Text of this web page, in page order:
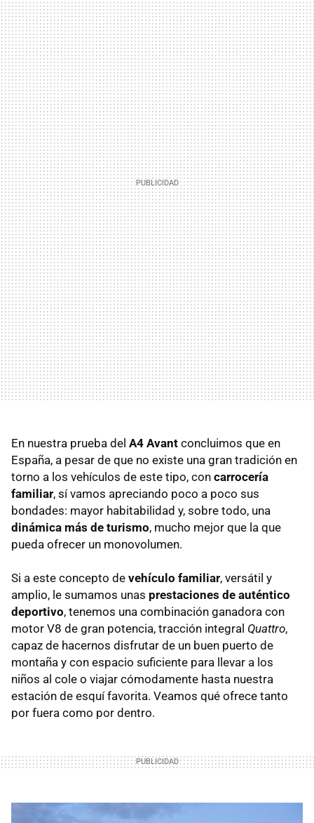
En nuestra prueba del A4 Avant concluimos que en
España, a pesar de que no existe una gran tradición en
torno a los vehículos de este tipo, con carrocería
familiar, sí vamos apreciando poco a poco sus
bondades: mayor habitabilidad y, sobre todo, una
dinámica más de turismo, mucho mejor que la que
pueda ofrecer un monovolumen.
Si a este concepto de vehículo familiar, versátil y
amplio, le sumamos unas prestaciones de auténtico
deportivo, tenemos una combinación ganadora con
motor V8 de gran potencia, tracción integral Quattro,
capaz de hacernos disfrutar de un buen puerto de
montaña y con espacio suficiente para llevar a los
niños al cole o viajar cómodamente hasta nuestra
estación de esquí favorita. Veamos qué ofrece tanto
por fuera como por dentro.